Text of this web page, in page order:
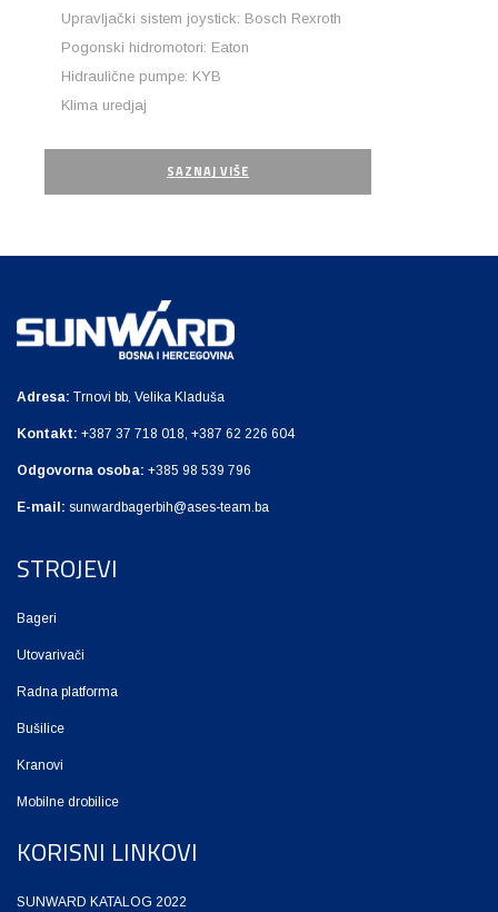
Upravljački sistem joystick: Bosch Rexroth
Pogonski hidromotori: Eaton
Hidraulične pumpe: KYB
Klima uredjaj
SAZNAJ VIŠE
Adresa: Trnovi bb, Velika Kladuša
Kontakt: +387 37 718 018, +387 62 226 604
Odgovorna osoba: +385 98 539 796
E-mail: sunwardbagerbih@ases-team.ba
STROJEVI
Bageri
Utovarivači
Radna platforma
Bušilice
Kranovi
Mobilne drobilice
KORISNI LINKOVI
SUNWARD KATALOG 2022